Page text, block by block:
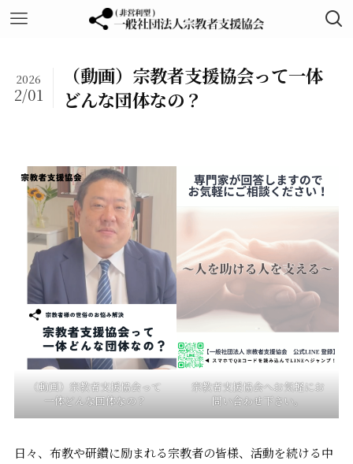
（動画）宗教者支援協会って一体
どんな団体なの？
2026
2/01
（動画）宗教者支援協会って
一体どんな団体なの？
宗教者支援協会へお気軽にお
問い合わせ下さい。
日々、布教や研鑽に励まれる宗教者の皆様、活動を続ける中